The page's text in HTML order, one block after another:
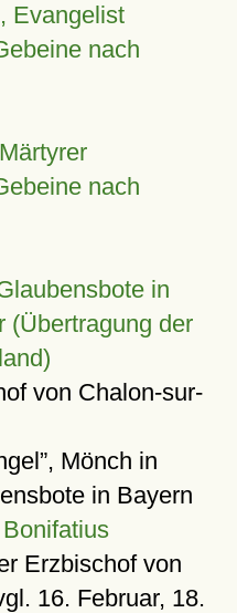
Evangelist
nach
nach
in
(Übertragung der
von Chalon-sur-
, Mönch in
in Bayern
Bonifatius
Erzbischof von
16. Februar, 18.